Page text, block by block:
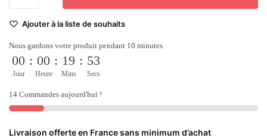
Ajouter à la liste de souhaits
Nous gardons votre produit pendant 10 minutes
00
Jour
: 00
Heure
: 19
Mins
: 53
Secs
14 Commandes aujourd'hui !
Livraison offerte en France sans minimum d’achat